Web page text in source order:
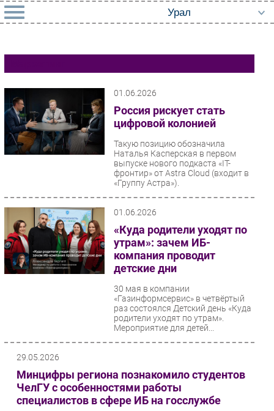
Импорто­замещение
Автоматизация Промышленности
Интернет
Мобильная связь
Фиксированная связь
Интеграция
Торговые сети
Оборудование
ПО
Outsourcing
Кадры
Безопасность
Инновации
CIO/Управление ИТ
Гаджеты
01.06.2026
Россия рискует стать
цифровой колонией
Такую позицию обозначила
Наталья Касперская в первом
выпуске нового подкаста «IT-
фронтир» от Astra Cloud (входит в
«Группу Астра»).
01.06.2026
«Куда родители уходят по
утрам»: зачем ИБ-
компания проводит
детские дни
30 мая в компании
«Газинформсервис» в четвёртый
раз состоялся Детский день «Куда
родители уходят по утрам».
Мероприятие для детей...
29.05.2026
Минцифры региона познакомило студентов
ЧелГУ с особенностями работы
специалистов в сфере ИБ на госслужбе